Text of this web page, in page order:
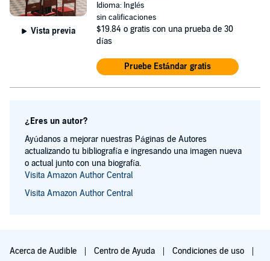
Vista previa
Idioma: Inglés
sin calificaciones
$19.84 o gratis con una prueba de 30
días
Pruebe Estándar gratis
¿Eres un autor?
Ayúdanos a mejorar nuestras Páginas de Autores
actualizando tu bibliografía e ingresando una imagen nueva
o actual junto con una biografía.
Visita Amazon Author Central
Visita Amazon Author Central
Acerca de Audible Centro de Ayuda Condiciones de uso